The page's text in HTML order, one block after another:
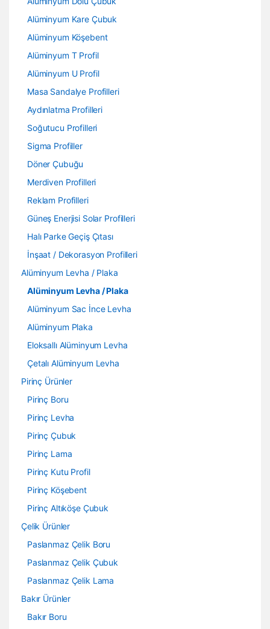
Alüminyum Kare Çubuk
Alüminyum Köşebent
Alüminyum T Profil
Alüminyum U Profil
Masa Sandalye Profilleri
Aydınlatma Profilleri
Soğutucu Profilleri
Sigma Profiller
Döner Çubuğu
Merdiven Profilleri
Reklam Profilleri
Güneş Enerjisi Solar Profilleri
Halı Parke Geçiş Çıtası
İnşaat / Dekorasyon Profilleri
Alüminyum Levha / Plaka
Alüminyum Levha / Plaka
Alüminyum Sac İnce Levha
Alüminyum Plaka
Eloksallı Alüminyum Levha
Çetalı Alüminyum Levha
Pirinç Ürünler
Pirinç Boru
Pirinç Levha
Pirinç Çubuk
Pirinç Lama
Pirinç Kutu Profil
Pirinç Köşebent
Pirinç Altıköşe Çubuk
Çelik Ürünler
Paslanmaz Çelik Boru
Paslanmaz Çelik Çubuk
Paslanmaz Çelik Lama
Bakır Ürünler
Bakır Boru